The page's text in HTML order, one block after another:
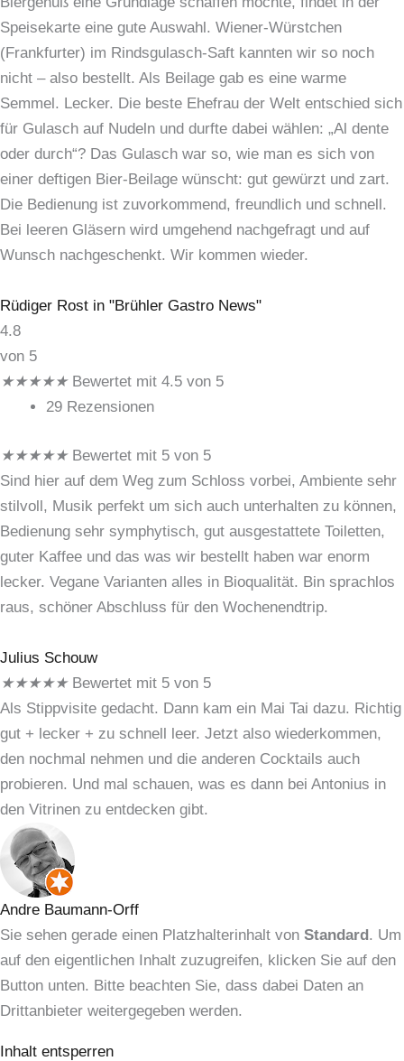
Speisekarte eine gute Auswahl. Wiener-Würstchen
(Frankfurter) im Rindsgulasch-Saft kannten wir so noch
nicht – also bestellt. Als Beilage gab es eine warme
Semmel. Lecker. Die beste Ehefrau der Welt entschied sich
für Gulasch auf Nudeln und durfte dabei wählen: „Al dente
oder durch“? Das Gulasch war so, wie man es sich von
einer deftigen Bier-Beilage wünscht: gut gewürzt und zart.
Die Bedienung ist zuvorkommend, freundlich und schnell.
Bei leeren Gläsern wird umgehend nachgefragt und auf
Wunsch nachgeschenkt. Wir kommen wieder.
Rüdiger Rost in "Brühler Gastro News"
4.8
von 5
★★★★★ Bewertet mit 4.5 von 5
29 Rezensionen
★★★★★ Bewertet mit 5 von 5
Sind hier auf dem Weg zum Schloss vorbei, Ambiente sehr
stilvoll, Musik perfekt um sich auch unterhalten zu können,
Bedienung sehr symphytisch, gut ausgestattete Toiletten,
guter Kaffee und das was wir bestellt haben war enorm
lecker. Vegane Varianten alles in Bioqualität. Bin sprachlos
raus, schöner Abschluss für den Wochenendtrip.
Julius Schouw
★★★★★ Bewertet mit 5 von 5
Als Stippvisite gedacht. Dann kam ein Mai Tai dazu. Richtig
gut + lecker + zu schnell leer. Jetzt also wiederkommen,
den nochmal nehmen und die anderen Cocktails auch
probieren. Und mal schauen, was es dann bei Antonius in
den Vitrinen zu entdecken gibt.
Andre Baumann-Orff
Sie sehen gerade einen Platzhalterinhalt von Standard. Um
auf den eigentlichen Inhalt zuzugreifen, klicken Sie auf den
Button unten. Bitte beachten Sie, dass dabei Daten an
Drittanbieter weitergegeben werden.
Inhalt entsperren